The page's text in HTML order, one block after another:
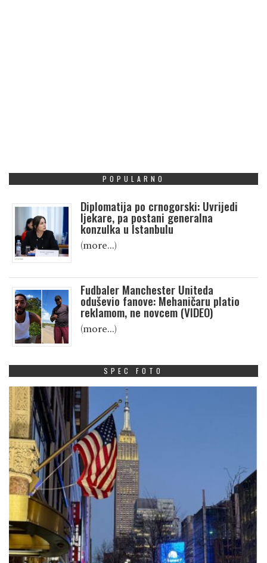
POPULARNO
Diplomatija po crnogorski: Uvrijedi
ljekare, pa postani generalna
konzulka u Istanbulu
(more…)
Fudbaler Manchester Uniteda
oduševio fanove: Mehaničaru platio
reklamom, ne novcem (VIDEO)
(more…)
SPEC FOTO